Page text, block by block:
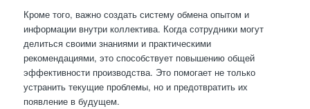
Кроме того, важно создать систему обмена опытом и
информации внутри коллектива. Когда сотрудники могут
делиться своими знаниями и практическими
рекомендациями, это способствует повышению общей
эффективности производства. Это помогает не только
устранить текущие проблемы, но и предотвратить их
появление в будущем.